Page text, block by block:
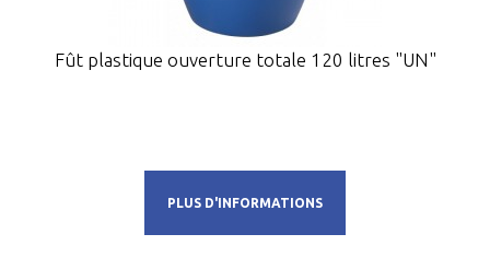
Fût plastique ouverture totale 120 litres "UN"
PLUS D'INFORMATIONS